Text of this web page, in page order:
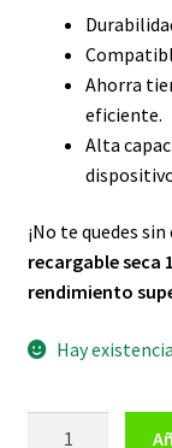
Ahorra
eficiente.
Alta
¡No te quedes
recargable seca
rendimiento
Hay